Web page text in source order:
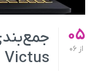
05
از
Victus